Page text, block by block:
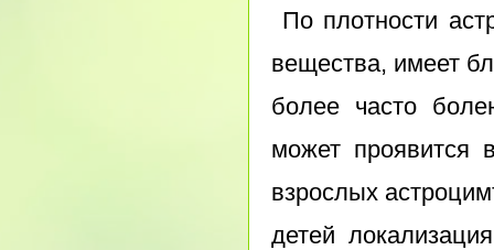
По плотности
вещества, имеет
более часто
может проявится
взрослых
детей